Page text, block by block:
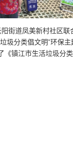
街道凤美新村社区
圾分类倡文明”环保
《镇江市生活垃圾分